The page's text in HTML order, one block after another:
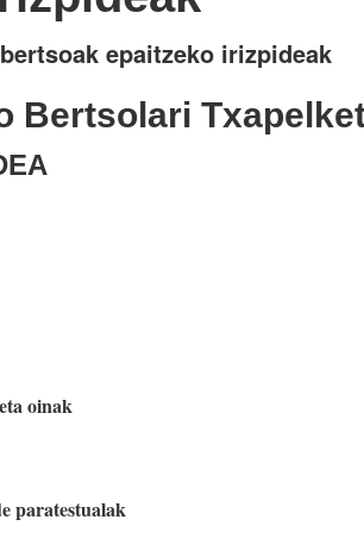
epaitzeko irizpideak
Bertsolari
oinak
paratestualak